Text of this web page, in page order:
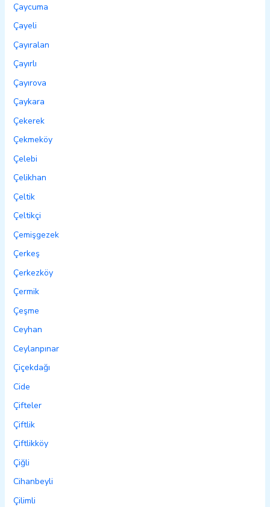
Çaycuma
Çayeli
Çayıralan
Çayırlı
Çayırova
Çaykara
Çekerek
Çekmeköy
Çelebi
Çelikhan
Çeltik
Çeltikçi
Çemişgezek
Çerkeş
Çerkezköy
Çermik
Çeşme
Ceyhan
Ceylanpınar
Çiçekdağı
Cide
Çifteler
Çiftlik
Çiftlikköy
Çiğli
Cihanbeyli
Çilimli